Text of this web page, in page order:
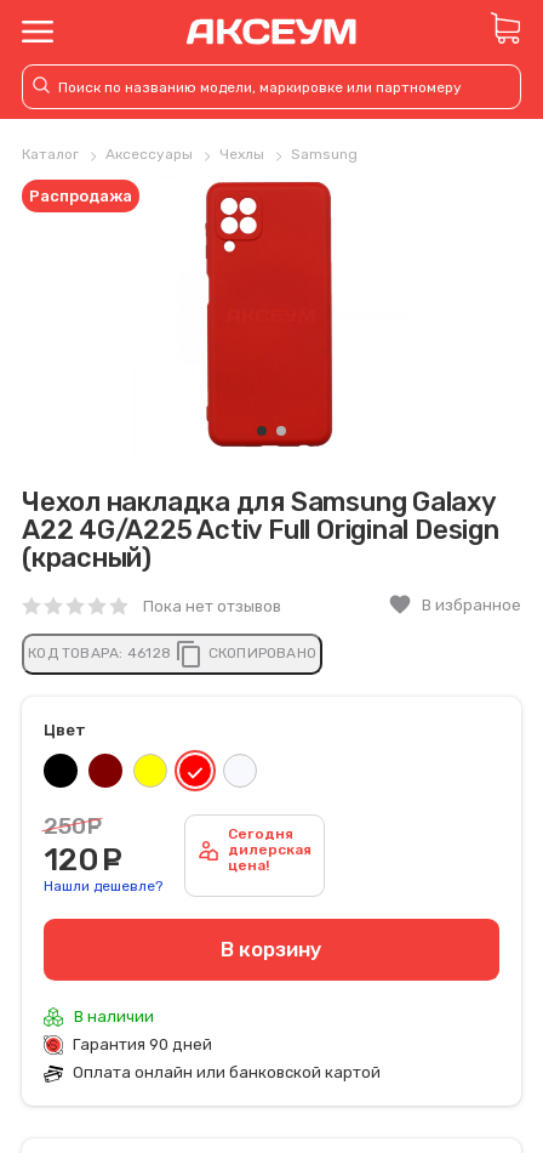
Каталог Аксессуары Чехлы Samsung
Чехол накладка для Samsung Galaxy
A22 4G/A225 Activ Full Original Design
(красный)
Пока нет отзывов favorite В избранное
КОД ТОВАРА: 46128 content_copy СКОПИРОВАНО
Распродажа
Цвет
250 руб.
120 руб.
Нашли дешевле?
Сегодня
дилерская
цена!
В корзину
В наличии
Гарантия 90 дней
Оплата онлайн или банковской картой